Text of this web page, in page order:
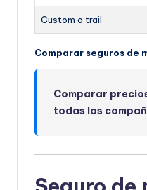
Custom o trail
Comparar seguros de
Comparar
todas las